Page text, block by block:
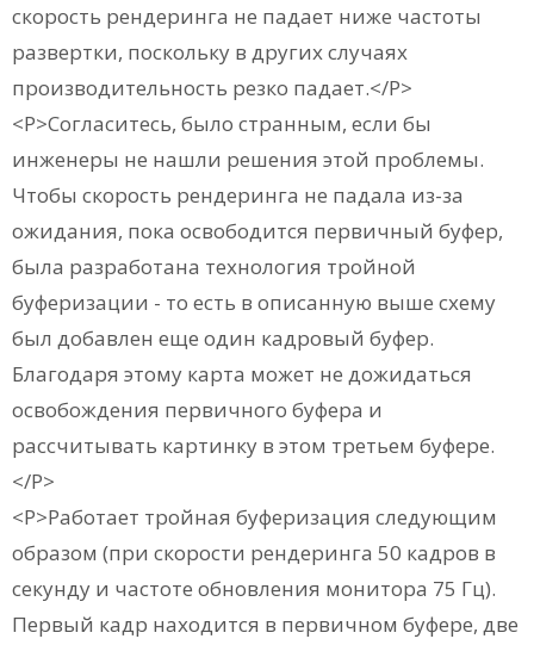
скорость рендеринга не падает ниже частоты
развертки, поскольку в других случаях
производительность резко падает.</P>
<P>Согласитесь, было странным, если бы
инженеры не нашли решения этой проблемы.
Чтобы скорость рендеринга не падала из-за
ожидания, пока освободится первичный буфер,
была разработана технология тройной
буферизации - то есть в описанную выше схему
был добавлен еще один кадровый буфер.
Благодаря этому карта может не дожидаться
освобождения первичного буфера и
рассчитывать картинку в этом третьем буфере.
</P>
<P>Работает тройная буферизация следующим
образом (при скорости рендеринга 50 кадров в
секунду и частоте обновления монитора 75 Гц).
Первый кадр находится в первичном буфере, две